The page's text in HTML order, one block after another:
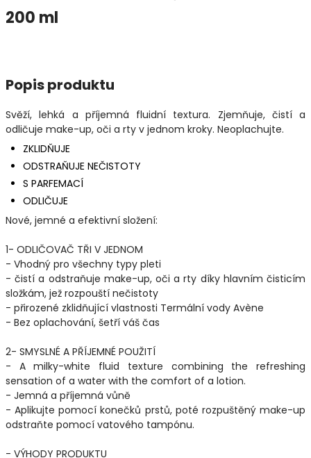
200 ml
Popis produktu
Svěží, lehká a příjemná fluidní textura. Zjemňuje, čistí a
odličuje make-up, oči a rty v jednom kroky. Neoplachujte.
ZKLIDŇUJE
ODSTRAŇUJE NEČISTOTY
S PARFEMACÍ
ODLIČUJE
Nové, jemné a efektivní složení:
1- ODLIČOVAČ TŘI V JEDNOM
- Vhodný pro všechny typy pleti
- čistí a odstraňuje make-up, oči a rty díky hlavním čisticím
složkám, jež rozpouští nečistoty
- přirozené zklidňující vlastnosti Termální vody Avène
- Bez oplachování, šetří váš čas
2- SMYSLNÉ A PŘÍJEMNÉ POUŽITÍ
- A milky-white fluid texture combining the refreshing
sensation of a water with the comfort of a lotion.
- Jemná a příjemná vůně
- Aplikujte pomocí konečků prstů, poté rozpuštěný make-up
odstraňte pomocí vatového tampónu.
- VÝHODY PRODUKTU